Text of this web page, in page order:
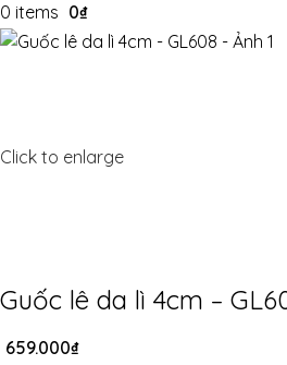
0 items 0₫
Click to enlarge
Guốc lê da lì 4cm –
659.000₫